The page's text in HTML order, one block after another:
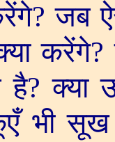
?जब
करेंगे?
है?क्या
भी सूख